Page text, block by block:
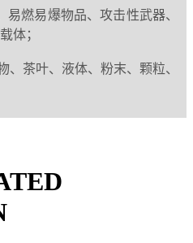
燃易爆物品、攻击性武器、
体；
茶叶、液体、粉末、颗粒、